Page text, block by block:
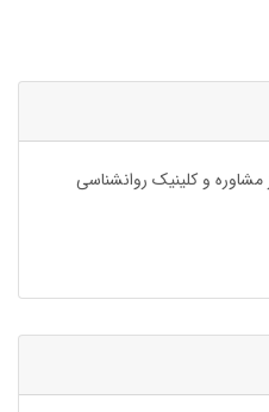
و کلینیک روانشناسی